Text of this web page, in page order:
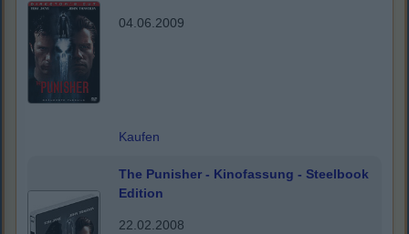
04.06.2009
Kaufen
The Punisher - Kinofassung - Steelbook
Edition
22.02.2008